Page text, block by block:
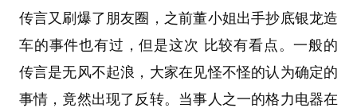
传言又刷爆了朋友圈，之前董小姐出手抄底银龙造
车的事件也有过，但是这次 比较有看点。一般的
传言是无风不起浪，大家在见怪不怪的认为确定的
事情，竟然出现了反转。当事人之一的格力电器在